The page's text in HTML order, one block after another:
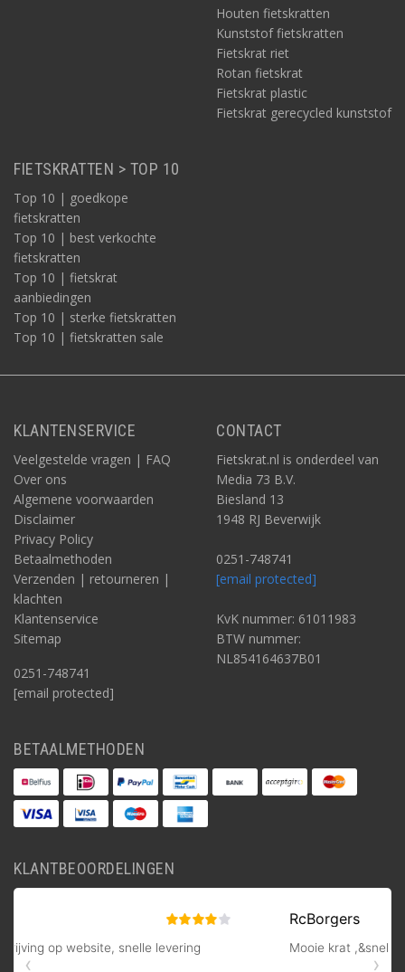
Houten fietskratten
Kunststof fietskratten
Fietskrat riet
Rotan fietskrat
Fietskrat plastic
Fietskrat gerecycled kunststof
FIETSKRATTEN > TOP 10
Top 10 | goedkope
fietskratten
Top 10 | best verkochte
fietskratten
Top 10 | fietskrat
aanbiedingen
Top 10 | sterke fietskratten
Top 10 | fietskratten sale
KLANTENSERVICE
Veelgestelde vragen | FAQ
Over ons
Algemene voorwaarden
Disclaimer
Privacy Policy
Betaalmethoden
Verzenden | retourneren |
klachten
Klantenservice
Sitemap
0251-748741
[email protected]
CONTACT
Fietskrat.nl is onderdeel van
Media 73 B.V.
Biesland 13
1948 RJ Beverwijk
0251-748741
[email protected]
KvK nummer: 61011983
BTW nummer:
NL854164637B01
BETAALMETHODEN
KLANTBEOORDELINGEN